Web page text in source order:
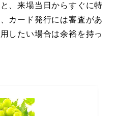
、来場当日からすぐに特
カード発行には審査があ
したい場合は余裕を持っ